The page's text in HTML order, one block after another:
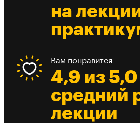
на
Вам понравится
4,9 из 5,0
средний
лекции